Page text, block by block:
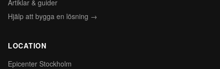
Artiklar & guider
Hjälp att bygga en lösning →
LOCATION
Epicenter Stockholm